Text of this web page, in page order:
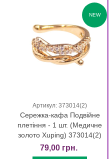
NEW
Артикул: 373014(2)
Сережка-кафа Подвійне
плетіння - 1 шт. (Медичне
золото Xuping) 373014(2)
79,00 грн.